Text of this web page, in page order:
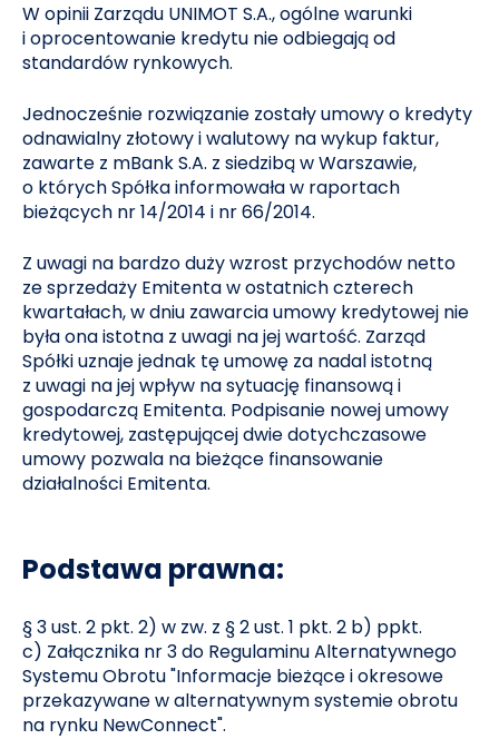
W opinii Zarządu UNIMOT S.A., ogólne warunki
i oprocentowanie kredytu nie odbiegają od
standardów rynkowych.
Jednocześnie rozwiązanie zostały umowy o kredyty
odnawialny złotowy i walutowy na wykup faktur,
zawarte z mBank S.A. z siedzibą w Warszawie,
o których Spółka informowała w raportach
bieżących nr 14/2014 i nr 66/2014.
Z uwagi na bardzo duży wzrost przychodów netto
ze sprzedaży Emitenta w ostatnich czterech
kwartałach, w dniu zawarcia umowy kredytowej nie
była ona istotna z uwagi na jej wartość. Zarząd
Spółki uznaje jednak tę umowę za nadal istotną
z uwagi na jej wpływ na sytuację finansową i
gospodarczą Emitenta. Podpisanie nowej umowy
kredytowej, zastępującej dwie dotychczasowe
umowy pozwala na bieżące finansowanie
działalności Emitenta.
Podstawa prawna:
§ 3 ust. 2 pkt. 2) w zw. z § 2 ust. 1 pkt. 2 b) ppkt.
c) Załącznika nr 3 do Regulaminu Alternatywnego
Systemu Obrotu "Informacje bieżące i okresowe
przekazywane w alternatywnym systemie obrotu
na rynku NewConnect".